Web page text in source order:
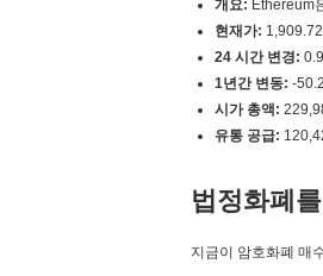
개요: Ethereum
현재가: 1,909.72
24 시간 변경:
1년간 변동: -
시가 총액:
유통 공급:
법정화폐
지금이 암호화폐 매